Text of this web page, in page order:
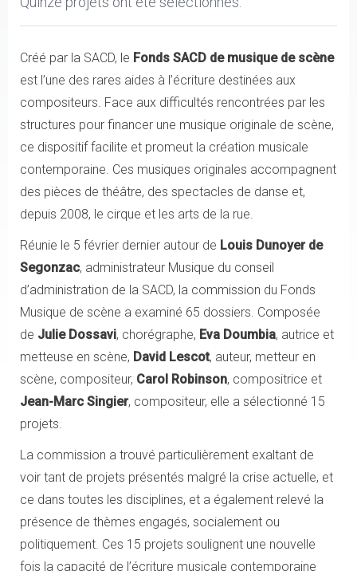
Créé par la SACD, le Fonds SACD de musique de scène
est l’une des rares aides à l’écriture destinées aux
compositeurs. Face aux difficultés rencontrées par les
structures pour financer une musique originale de scène,
ce dispositif facilite et promeut la création musicale
contemporaine. Ces musiques originales accompagnent
des pièces de théâtre, des spectacles de danse et,
depuis 2008, le cirque et les arts de la rue.
Réunie le 5 février dernier autour de Louis Dunoyer de
Segonzac, administrateur Musique du conseil
d’administration de la SACD, la commission du Fonds
Musique de scène a examiné 65 dossiers. Composée
de Julie Dossavi, chorégraphe, Eva Doumbia, autrice et
metteuse en scène, David Lescot, auteur, metteur en
scène, compositeur, Carol Robinson, compositrice et
Jean-Marc Singier, compositeur, elle a sélectionné 15
projets.
La commission a trouvé particulièrement exaltant de
voir tant de projets présentés malgré la crise actuelle, et
ce dans toutes les disciplines, et a également relevé la
présence de thèmes engagés, socialement ou
politiquement. Ces 15 projets soulignent une nouvelle
fois la capacité de l’écriture musicale contemporaine